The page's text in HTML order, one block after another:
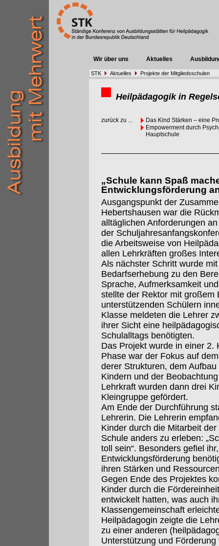
Wir über uns Aktuelles
STK Aktuelles Projekte der Mitgliedsschulen
Heilpädagogik in
zurück zu ...
Das Kind Stärken – eine
Empowerment durch
Hauptschule
„Schule kann Spaß
Entwicklungsförderung
Ausgangspunkt der
Hebertshausen war die
alltäglichen Anforderungen
der
die Arbeitsweise von
allen Lehrkräften großes
Als nächster Schritt wurde
Bedarfserhebung zu den
Sprache, Aufmerksamkeit
stellte der Rektor mit großem
unterstützenden Schülern
Klasse meldeten die Lehrer
ihrer Sicht eine
Schulalltags benötigten.
Das Projekt wurde in einer 2.
Phase war der Fokus auf
derer Strukturen, dem
Kindern und der
Lehrkraft wurden dann drei
Kleingruppe gefördert.
Am Ende der Durchführung
Lehrerin. Die Lehrerin
Kinder durch die Mitarbeit
Schule anders zu erleben:
toll sein“. Besonders gefiel
Entwicklungsförderung
ihren Stärken und
Gegen Ende des Projektes
Kinder durch die
entwickelt hatten, was auch
Klassengemeinschaft
Heilpädagogin zeigte die
zu einer anderen
Unterstützung und